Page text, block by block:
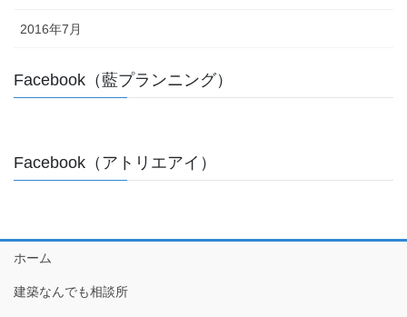
2016年7月
Facebook（藍プランニング）
Facebook（アトリエアイ）
ホーム
建築なんでも相談所